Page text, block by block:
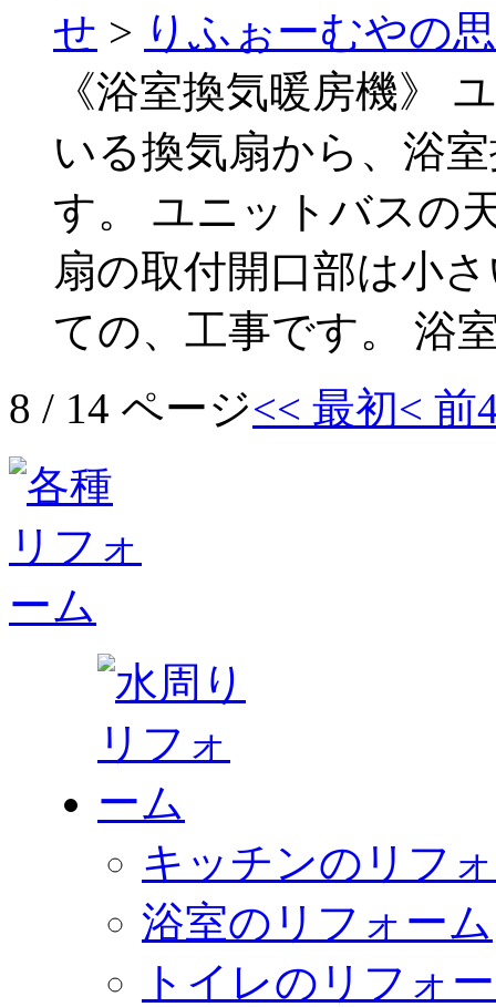
せ > りふぉーむやの
《浴室換気暖房機》
いる換気扇から、浴
す。 ユニットバスの
扇の取付開口部は小
ての、工事です。 浴
8 / 14 ページ<< 最初< 前
キッチンのリフ
浴室のリフォーム
トイレのリフォ